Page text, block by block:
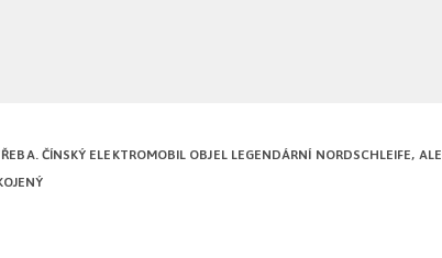
ČÍNSKÝ ELEKTROMOBIL OBJEL LEGENDÁRNÍ NORDSCHLEIFE, ALE